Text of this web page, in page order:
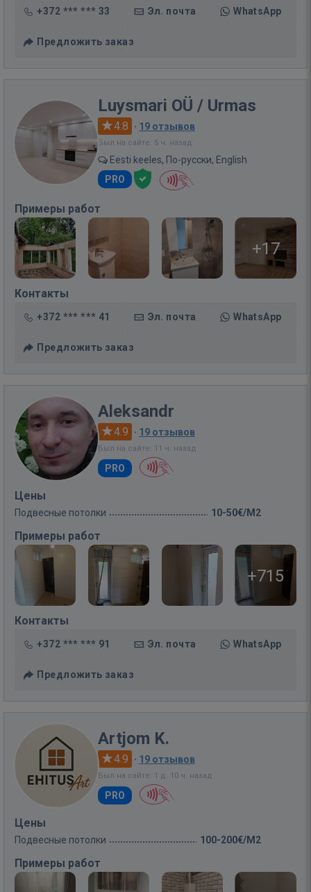
+372 *** *** 33 Эл. почта WhatsApp
Предложить заказ
Luysmari OÜ / Urmas
4.8 · 19 отзывов
Был на сайте: 5 ч. назад
Eesti keeles, По-русски, English
PRO
Примеры работ
+17
Контакты
+372 *** *** 41 Эл. почта WhatsApp
Предложить заказ
Aleksandr
4.9 · 19 отзывов
Был на сайте: 11 ч. назад
PRO
Цены
Подвесные потолки 10-50€/M2
Примеры работ
+715
Контакты
+372 *** *** 91 Эл. почта WhatsApp
Предложить заказ
Artjom K.
4.9 · 19 отзывов
Был на сайте: 1 д. 10 ч. назад
PRO
Цены
Подвесные потолки 100-200€/M2
Примеры работ